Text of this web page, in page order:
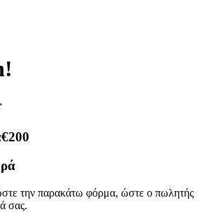
€200
την παρακάτω φόρμα, ώστε ο πωλητής
σας.